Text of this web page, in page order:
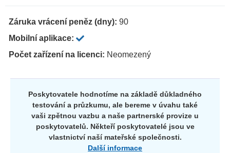
Záruka vrácení peněz (dny): 90
Mobilní aplikace:
Počet zařízení na licenci: Neomezený
Poskytovatele hodnotíme na základě důkladného
testování a průzkumu, ale bereme v úvahu také
vaši zpětnou vazbu a naše partnerské provize u
poskytovatelů. Někteří poskytovatelé jsou ve
vlastnictví naší mateřské společnosti.
Další informace